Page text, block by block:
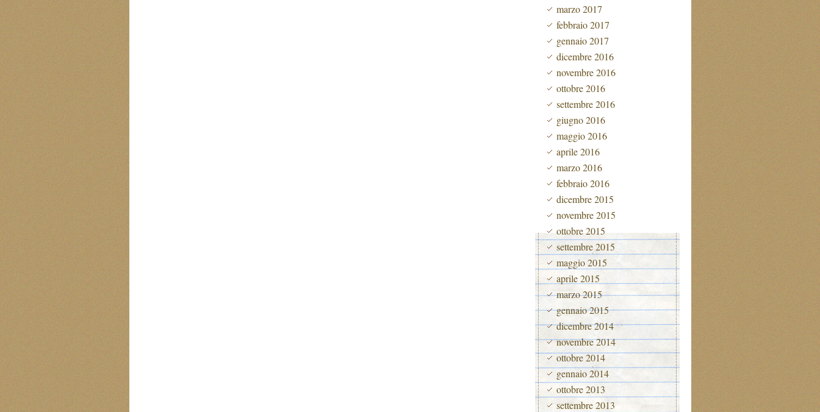
marzo 2017
febbraio 2017
gennaio 2017
dicembre 2016
novembre 2016
ottobre 2016
settembre 2016
giugno 2016
maggio 2016
aprile 2016
marzo 2016
febbraio 2016
dicembre 2015
novembre 2015
ottobre 2015
settembre 2015
maggio 2015
aprile 2015
marzo 2015
gennaio 2015
dicembre 2014
novembre 2014
ottobre 2014
gennaio 2014
ottobre 2013
settembre 2013